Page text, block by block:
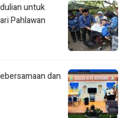
untuk
Pahlawan
dan